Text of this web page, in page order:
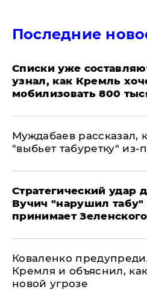
Последние
Списки уже
узнал, как Кремль
мобилизовать 800
Муждабаев рассказал,
"выбьет табуретку" из-
Стратегический удар
Вучич "нарушил табу"
принимает
Коваленко
Кремля и объяснил,
новой угрозе